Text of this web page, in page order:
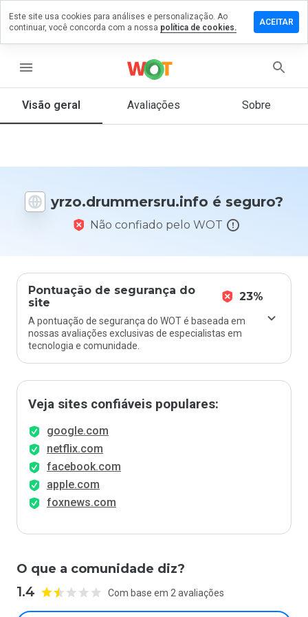
menu
Visão geral Avaliações Sobre
yrzo.drummersru.info é seguro?
Não confiado pelo WOT
Pontuação de segurança do
site
23%
A pontuação de segurança do WOT é baseada em
nossas avaliações exclusivas de especialistas em
tecnologia e comunidade.
Veja sites confiáveis populares:
google.com
netflix.com
facebook.com
apple.com
foxnews.com
O que a comunidade diz?
1.4 Com base em 2 avaliações
comentário
De 1
nota
daria
este
Este site usa cookies para análises e personalização. Ao
continuar, você concorda com a nossa política de cookies.
ACEITAR